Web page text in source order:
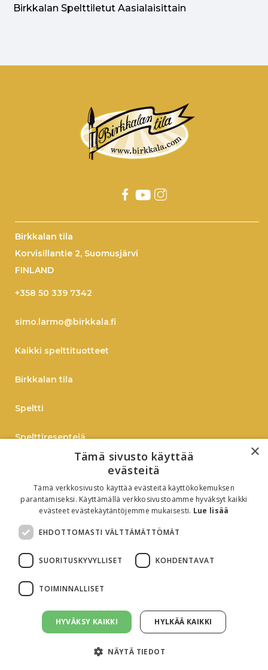
Birkkalan Spelttiletut Aasialaisittain
Birkkalan tila
Korvisillantie 2, Suomusjärvi
FINLAND
+358 50 339 7342
simo.larmo@birkkala.fi
Kaikki spelttituotteet
Birkkalan tila
Speltti
Spelttireseptejä
Verkkokauppaan
B2B
Oiva-raportti
×
Tämä sivusto käyttää
evästeitä
Tämä verkkosivusto käyttää evästeitä käyttökokemuksen
parantamiseksi. Käyttämällä verkkosivustoamme hyväksyt kaikki
evästeet evästekäytäntöjemme mukaisesti. Lue lisää
EHDOTTOMASTI VÄLTTÄMÄTTÖMÄT
SUORITUSKYVYLLISET KOHDENTAVAT
TOIMINNALLISET
HYVÄKSY KAIKKI HYLKÄÄ KAIKKI
NÄYTÄ TIEDOT